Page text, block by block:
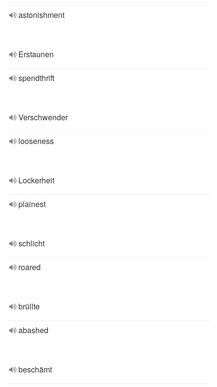
astonishment
Erstaunen
spendthrift
Verschwender
looseness
Lockerheit
plainest
schlicht
roared
brüllte
abashed
beschämt